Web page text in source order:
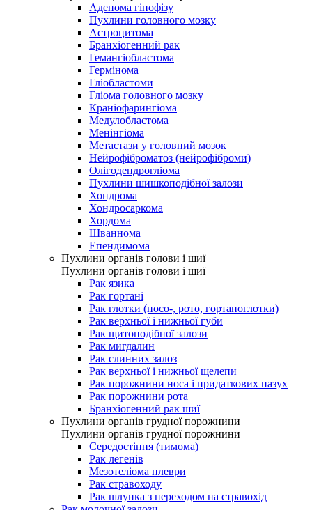
Аденома гіпофізу
Пухлини головного мозку
Астроцитома
Бранхіогенний рак
Гемангіобластома
Гермінома
Гліобластоми
Гліома головного мозку
Краніофарингіома
Медулобластома
Менінгіома
Метастази у головний мозок
Нейрофіброматоз (нейрофіброми)
Олігодендрогліома
Пухлини шишкоподібної залози
Хондрома
Хондросаркома
Хордома
Шваннома
Епендимома
Пухлини органів голови і шиї
Пухлини органів голови і шиї
Рак язика
Рак гортані
Рак глотки (носо-, рото, гортаноглотки)
Рак верхньої і нижньої губи
Рак щитоподібної залози
Рак мигдалин
Рак слинних залоз
Рак верхньої і нижньої щелепи
Рак порожнини носа і придаткових пазух
Рак порожнини рота
Бранхіогенний рак шиї
Пухлини органів грудної порожнини
Пухлини органів грудної порожнини
Середостіння (тимома)
Рак легенів
Мезотеліома плеври
Рак стравоходу
Рак шлунка з переходом на стравохід